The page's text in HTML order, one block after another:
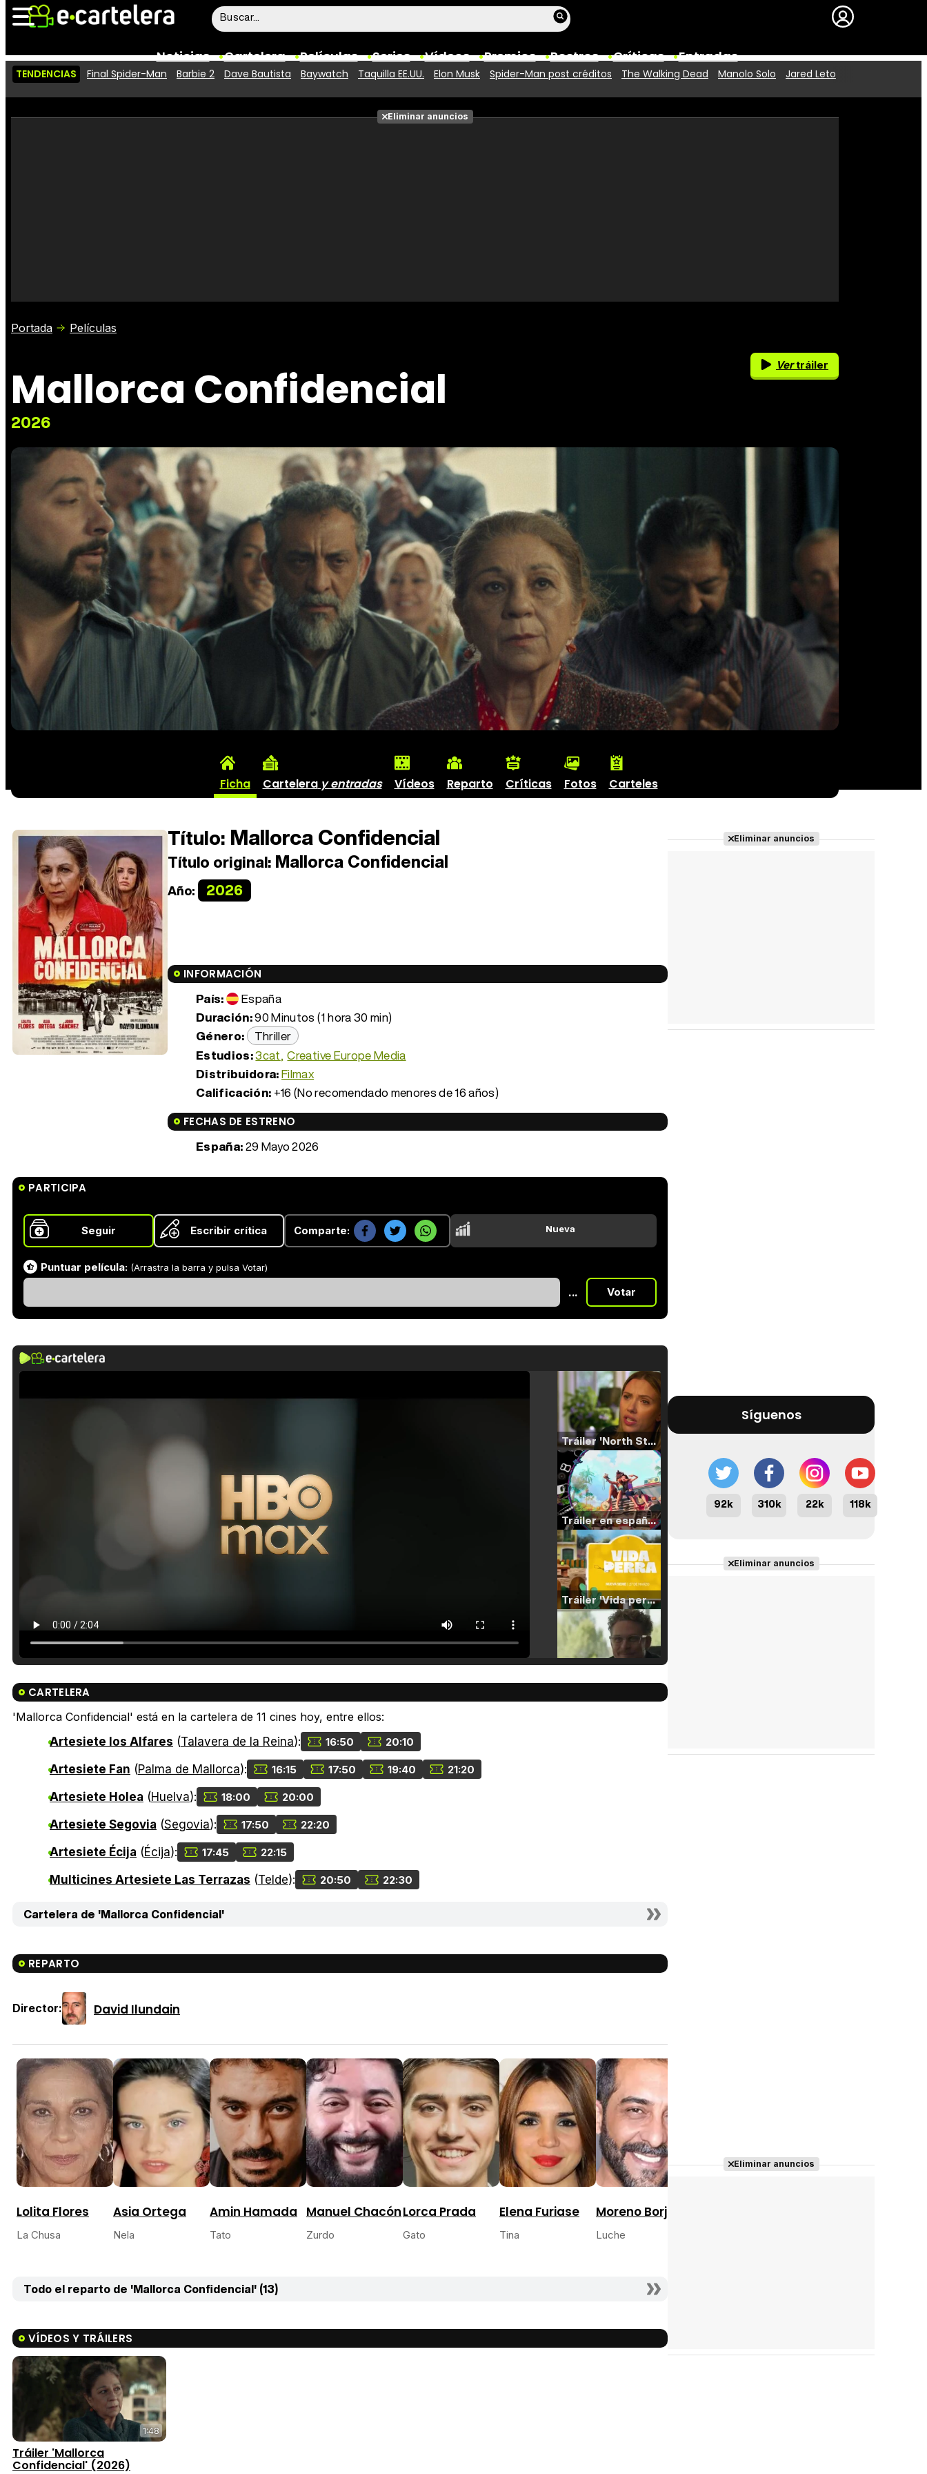
Noticias Cartelera Películas Series Vídeos Premios Rostros Críticas Entradas
Vídeos
Taquilla Fotos
Premios
TENDENCIAS Final Spider-Man Barbie 2 Dave Bautista Baywatch Taquilla EE.UU. Elon Musk Spider-Man post créditos The Walking Dead Manolo Solo Jared Leto
Eliminar anuncios
Portada Películas
Mallorca Confidencial
2026
Vertráiler
Ficha Carteleray entradas Vídeos Reparto Críticas Fotos Carteles
Título: Mallorca Confidencial
Título original: Mallorca Confidencial
Año: 2026
INFORMACIÓN
País:
España
Duración:90 Minutos (1 hora 30 min)
Género:
Thriller
Estudios:3cat Creative Europe Media
Distribuidora:Filmax
Calificación: +16 (No recomendado menores de 16 años)
FECHAS DE ESTRENO
España:29 Mayo 2026
PARTICIPA
Seguir Escribir crítica Comparte: Nueva
Puntuar película: (Arrastra la barra y pulsa Votar)
... Votar
Tráiler 'North Star' (2023)
Tráiler en español de 'La isla olvidada'
Tráiler 'Vida perra' (2026)
CARTELERA
'Mallorca Confidencial' está en la cartelera de 11 cines hoy, entre ellos:
Artesiete los Alfares (Talavera de la Reina): 16:50 20:10
Artesiete Fan (Palma de Mallorca): 16:15 17:50 19:40 21:20
Artesiete Holea (Huelva): 18:00 20:00
Artesiete Segovia (Segovia): 17:50 22:20
Artesiete Écija (Écija): 17:45 22:15
Multicines Artesiete Las Terrazas (Telde): 20:50 22:30
Cartelera de 'Mallorca Confidencial'
REPARTO
Director: David Ilundain
Lolita Flores
La Chusa
Asia Ortega
Nela
Amin Hamada
Tato
Manuel Chacón
Zurdo
Lorca Prada
Gato
Elena Furiase
Tina
Moreno Borja
Luche
Todo el reparto de 'Mallorca Confidencial' (13)
VÍDEOS Y TRÁILERS
1:48
Tráiler 'Mallorca
Confidencial' (2026)
Eliminar anuncios
Síguenos
92k 310k 22k 118k
Eliminar anuncios
Eliminar anuncios